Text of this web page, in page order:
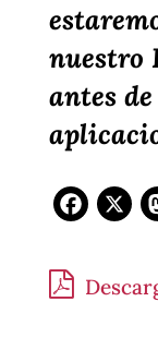
nuestro
antes
X